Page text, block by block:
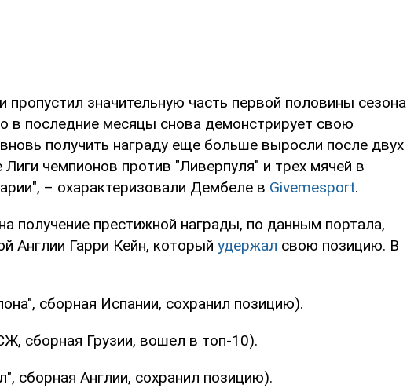
пропустил значительную часть первой половины сезона
в последние месяцы снова демонстрирует свою
получить награду еще больше выросли после двух
чемпионов против "Ливерпуля" и трех мячей в
– охарактеризовали Дембеле в Givemesport.
получение престижной награды, по данным портала,
Англии Гарри Кейн, который удержал свою позицию. В
сборная Испании, сохранил позицию).
сборная Грузии, вошел в топ-10).
сборная Англии, сохранил позицию).